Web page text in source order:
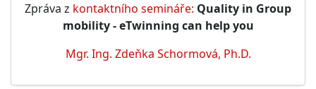
Zpráva z kontaktního semináře: Quality in Group
mobility - eTwinning can help you
Mgr. Ing. Zdeňka Schormová, Ph.D.